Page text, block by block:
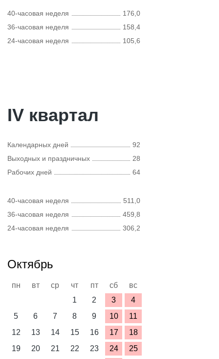
40-часовая неделя
176,0
36-часовая неделя
158,4
24-часовая неделя
105,6
IV квартал
Календарных дней
92
Выходных и праздничных
28
Рабочих дней
64
40-часовая неделя
511,0
36-часовая неделя
459,8
24-часовая неделя
306,2
Октябрь
пн вт ср чт пт сб
вс
1
2 3
4
5
6 7 8 9 10
11
12
13 14 15 16 17
18
19
20 21 22 23 24
25